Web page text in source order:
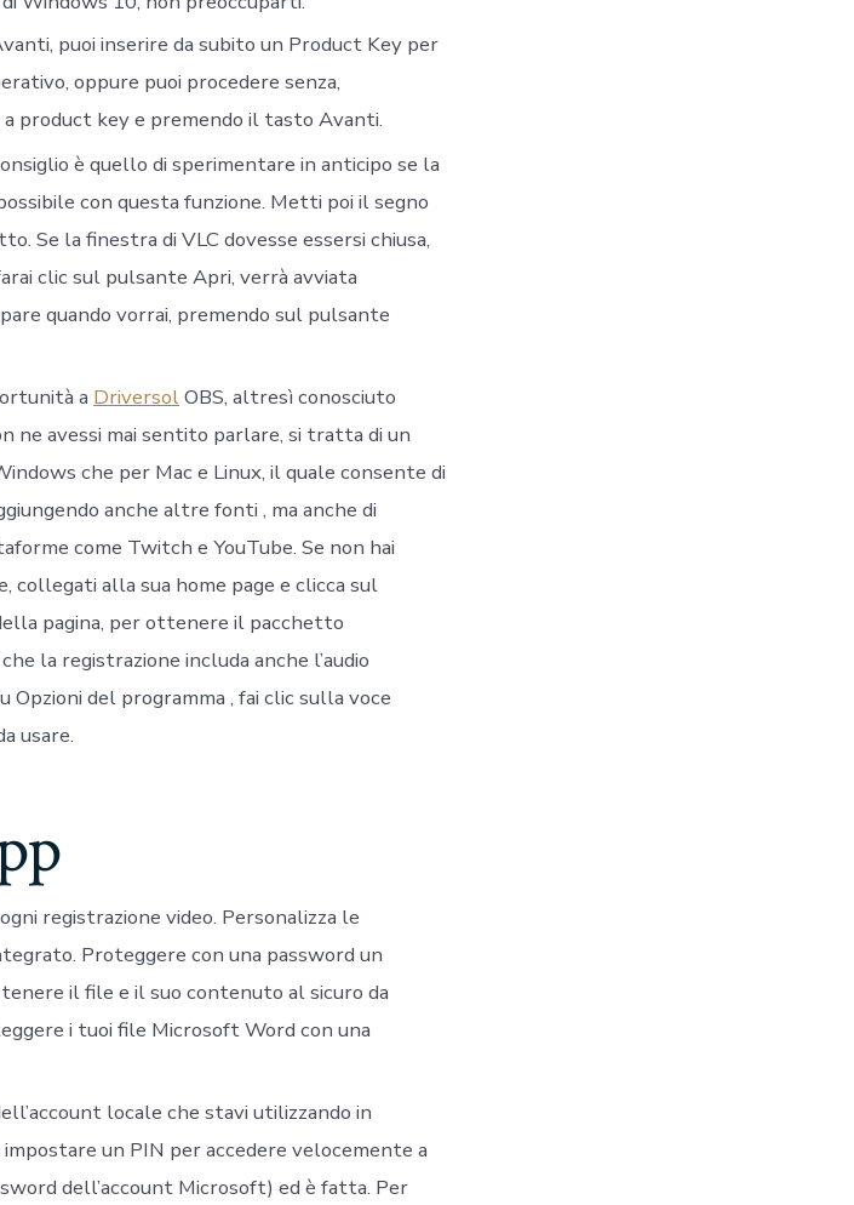
puoi inserire da subito un Product Key per
oppure puoi procedere senza,
a product key e premendo il tasto Avanti.
è quello di sperimentare in anticipo se la
con questa funzione. Metti poi il segno
Se la finestra di VLC dovesse essersi chiusa,
clic sul pulsante Apri, verrà avviata
quando vorrai, premendo sul pulsante
a DriversolOBS, altresì conosciuto
ne avessi mai sentito parlare, si tratta di un
che per Mac e Linux, il quale consente di
anche altre fonti , ma anche di
come Twitch e YouTube. Se non hai
collegati alla sua home page e clicca sul
pagina, per ottenere il pacchetto
la registrazione includa anche l’audio
del programma , fai clic sulla voce
usare.
registrazione video. Personalizza le
Proteggere con una password un
il file e il suo contenuto al sicuro da
i tuoi file Microsoft Word con una
locale che stavi utilizzando in
un PIN per accedere velocemente a
dell’account Microsoft) ed è fatta. Per